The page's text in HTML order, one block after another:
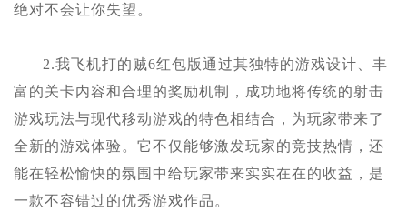
绝对不会让你失望。
2.我飞机打的贼6红包版通过其独特的游戏设计、丰
富的关卡内容和合理的奖励机制，成功地将传统的射击
游戏玩法与现代移动游戏的特色相结合，为玩家带来了
全新的游戏体验。它不仅能够激发玩家的竞技热情，还
能在轻松愉快的氛围中给玩家带来实实在在的收益，是
一款不容错过的优秀游戏作品。